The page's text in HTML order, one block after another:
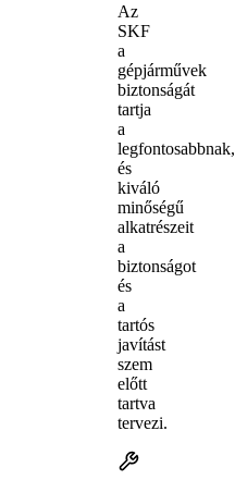
Az
SKF
a
gépjárművek
biztonságát
tartja
a
legfontosabbnak,
és
kiváló
minőségű
alkatrészeit
a
biztonságot
és
a
tartós
javítást
szem
előtt
tartva
tervezi.